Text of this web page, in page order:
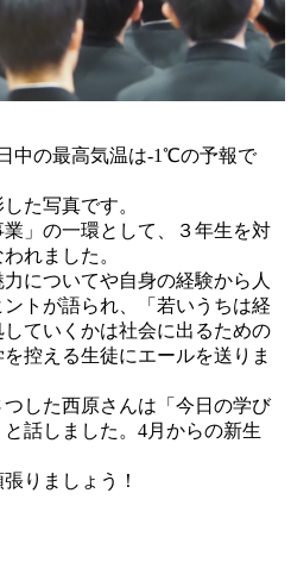
中の最高気温は-1℃の予報で
た写真です。
業」の一環として、３年生を対
れました。
についてや自身の経験から人
トが語られ、「若いうちは経
ていくかは社会に出るための
控える生徒にエールを送りま
した西原さんは「今日の学び
話しました。4月からの新生
りましょう！